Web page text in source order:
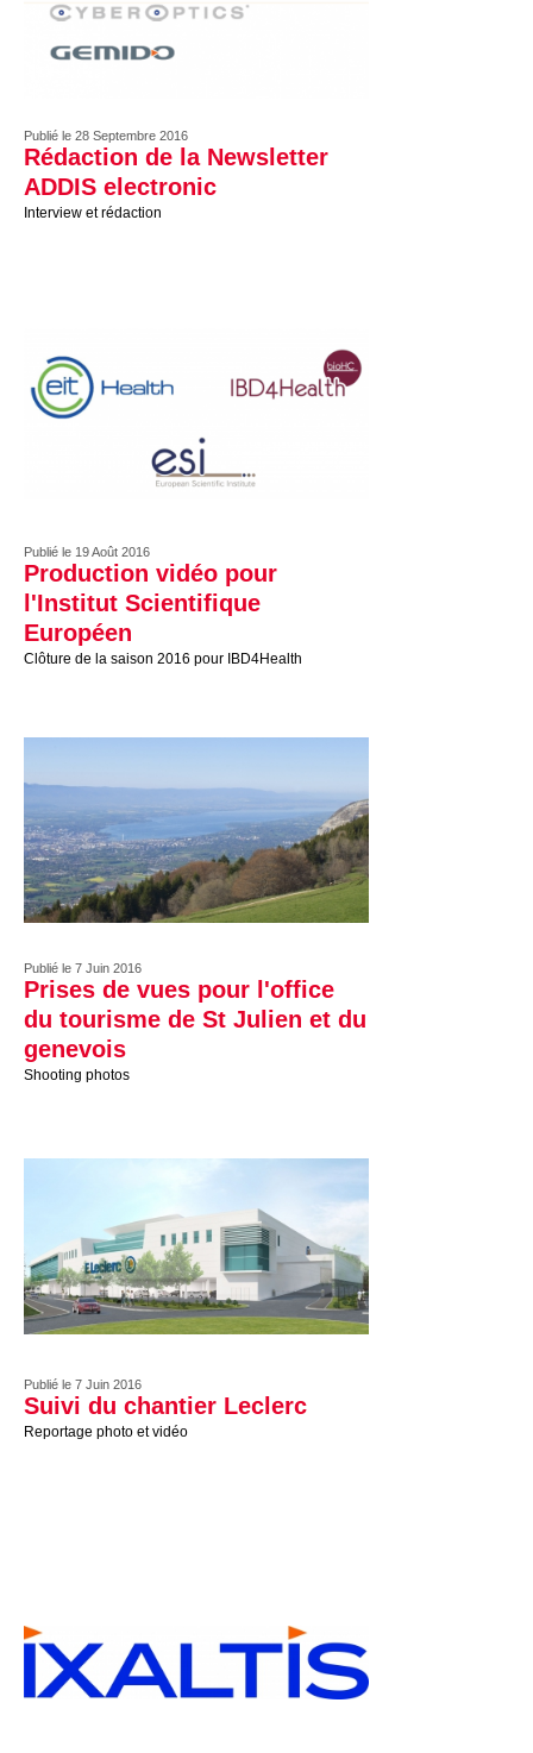
Publié le 28 Septembre 2016
Rédaction de la Newsletter
ADDIS electronic
Interview et rédaction
Publié le 19 Août 2016
Production vidéo pour
l'Institut Scientifique
Européen
Clôture de la saison 2016 pour IBD4Health
Publié le 7 Juin 2016
Prises de vues pour l'office
du tourisme de St Julien et du
genevois
Shooting photos
Publié le 7 Juin 2016
Suivi du chantier Leclerc
Reportage photo et vidéo